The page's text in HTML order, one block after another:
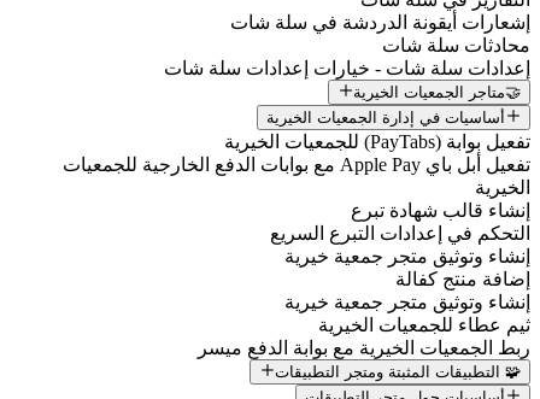
إشعارات أيقونة الدردشة في سلة شات
محادثات سلة شات
إعدادات سلة شات - خيارات إعدادات سلة شات
🤝متاجر الجمعيات الخيرية
أساسيات في إدارة الجمعيات الخيرية
تفعيل بوابة (PayTabs) للجمعيات الخيرية
تفعيل أبل باي Apple Pay مع بوابات الدفع الخارجية للجمعيات
الخيرية
إنشاء قالب شهادة تبرع
التحكم في إعدادات التبرع السريع
إنشاء وتوثيق متجر جمعية خيرية
إضافة منتج كفالة
إنشاء وتوثيق متجر جمعية خيرية
ثيم عطاء للجمعيات الخيرية
ربط الجمعيات الخيرية مع بوابة الدفع ميسر
🧩 التطبيقات المثبتة ومتجر التطبيقات